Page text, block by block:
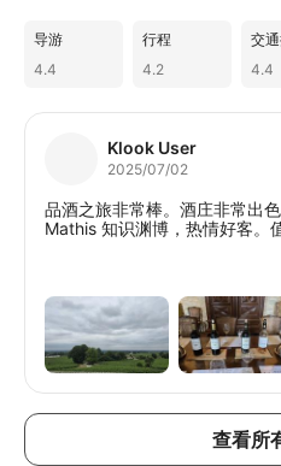
导游
4.4
行程
4.2
交
4.4
Klook User
2025/07/02
品酒之旅非常棒。酒庄非常出
Mathis 知识渊博，热情好客。
查看所